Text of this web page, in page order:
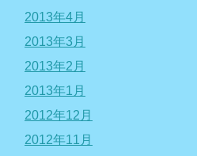
2013年4月
2013年3月
2013年2月
2013年1月
2012年12月
2012年11月